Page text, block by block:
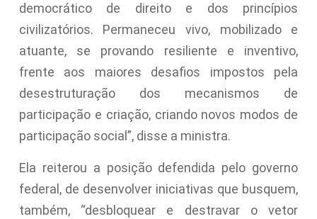
democrático de direito e dos princípios
civilizatórios. Permaneceu vivo, mobilizado e
atuante, se provando resiliente e inventivo,
frente aos maiores desafios impostos pela
desestruturação dos mecanismos de
participação e criação, criando novos modos de
participação social”, disse a ministra.
Ela reiterou a posição defendida pelo governo
federal, de desenvolver iniciativas que busquem,
também, “desbloquear e destravar o vetor